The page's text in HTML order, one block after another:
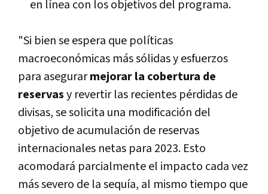
en línea con los objetivos del programa.
"Si bien se espera que políticas
macroeconómicas más sólidas y esfuerzos
para asegurarmejorar la cobertura de
reservasy revertir las recientes pérdidas de
divisas, se solicita una modificación del
objetivo de acumulación de reservas
internacionales netas para 2023. Esto
acomodará parcialmente el impacto cada vez
más severo de la sequía, al mismo tiempo que